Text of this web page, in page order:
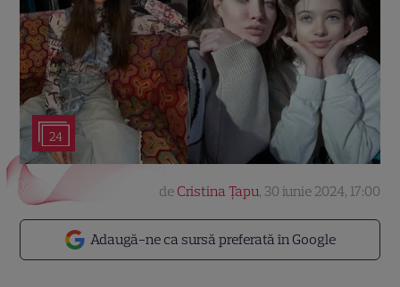
24
Adaugă-ne ca sursă preferată în Google
de Cristina Țapu, 30 iunie 2024, 17:00